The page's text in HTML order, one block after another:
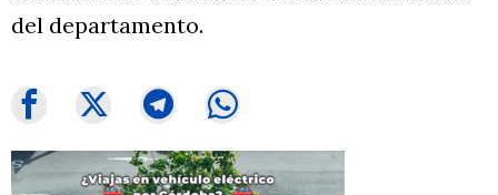
del departamento.